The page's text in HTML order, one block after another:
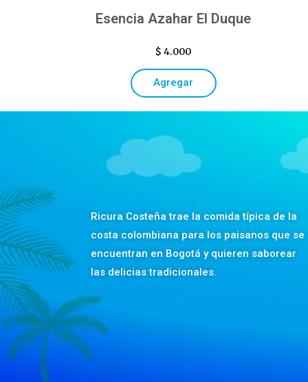
Esencia Azahar El Duque
$ 4.000
Agregar
Ricura Costeña trae la comida típica de la
costa colombiana para los paisanos que se
encuentran en Bogotá y quieren saborear
las delicias tradicionales.